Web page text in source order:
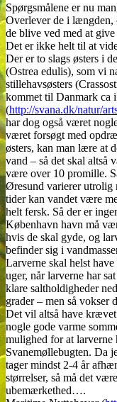
Spørgsmålene er nu
Overlever de i længden,
de blive ved med at
Det er ikke helt til at
Der er to slags østers i
(Ostrea edulis), som vi
stillehavsøsters
kommet til Danmark ca
(http://svana.dk/natur/
har dog også været
været forsøgt med
østers, kan man lære at
vand – så det skal altså
være over 10 promille.
Øresund varierer utrolig
tider kan vandet være
helt fersk. Så der er
København havn må
hvis de skal gyde, og
befinder sig i
Larverne skal helst
uger, når larverne har
klare saltholdigheder
grader – men så vokser
Det vil altså have krævet
nogle gode varme
mulighed for at larverne
Svanemøllebugten. Da
tager mindst 2-4 år
størrelser, så må det
ubemærkethed….